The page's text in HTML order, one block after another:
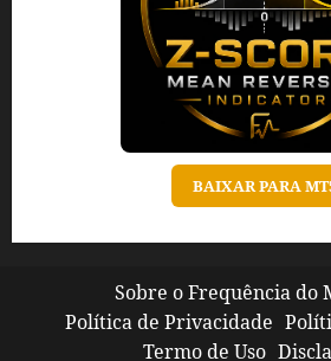
BAIXAR PARA
Sobre o Frequência do
Política de Privacidade
Termo de Uso